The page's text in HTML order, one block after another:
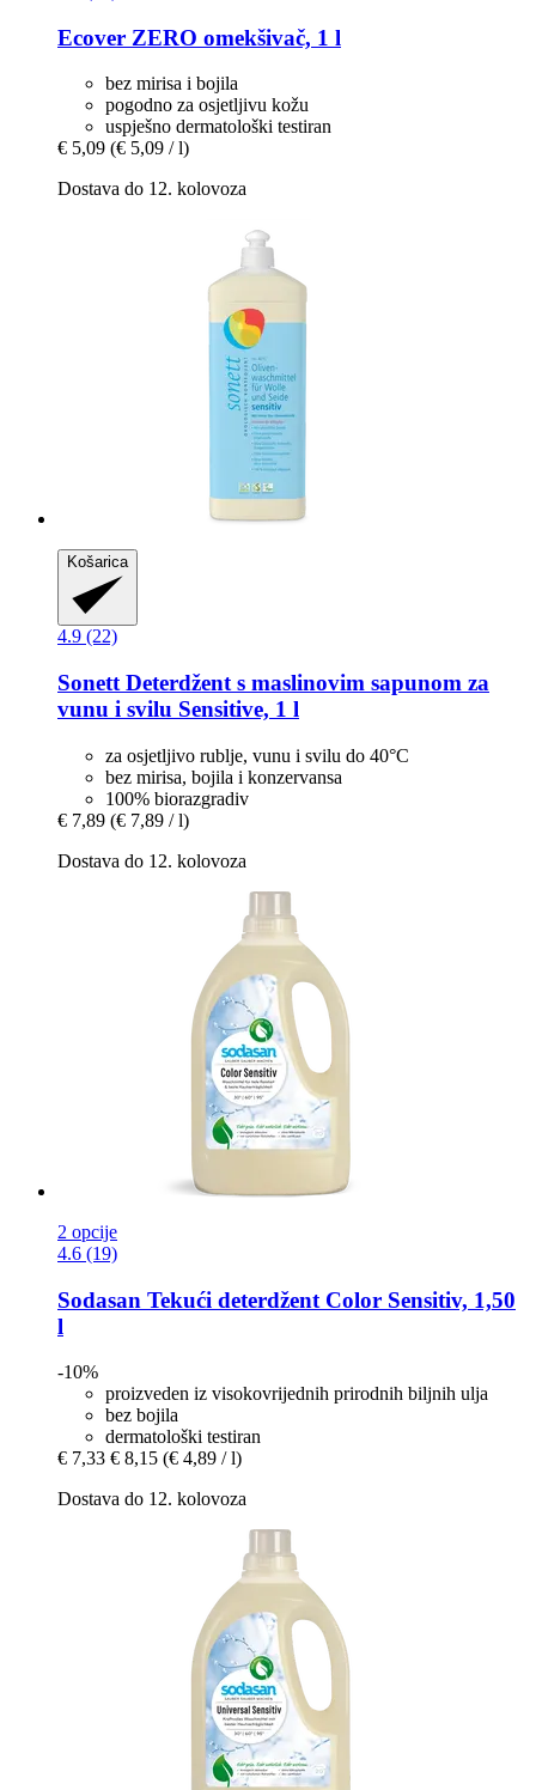
Ecover ZERO omekšivač, 1 l
bez mirisa i bojila
pogodno za osjetljivu kožu
uspješno dermatološki testiran
€ 5,09 (€ 5,09 / l)
Dostava do 12. kolovoza
Košarica
4.9 (22)
Sonett Deterdžent s maslinovim sapunom za
vunu i svilu Sensitive, 1 l
za osjetljivo rublje, vunu i svilu do 40°C
bez mirisa, bojila i konzervansa
100% biorazgradiv
€ 7,89 (€ 7,89 / l)
Dostava do 12. kolovoza
2 opcije
4.6 (19)
Sodasan Tekući deterdžent Color Sensitiv, 1,50
l
-10%
proizveden iz visokovrijednih prirodnih biljnih ulja
bez bojila
dermatološki testiran
€ 7,33 € 8,15 (€ 4,89 / l)
Dostava do 12. kolovoza